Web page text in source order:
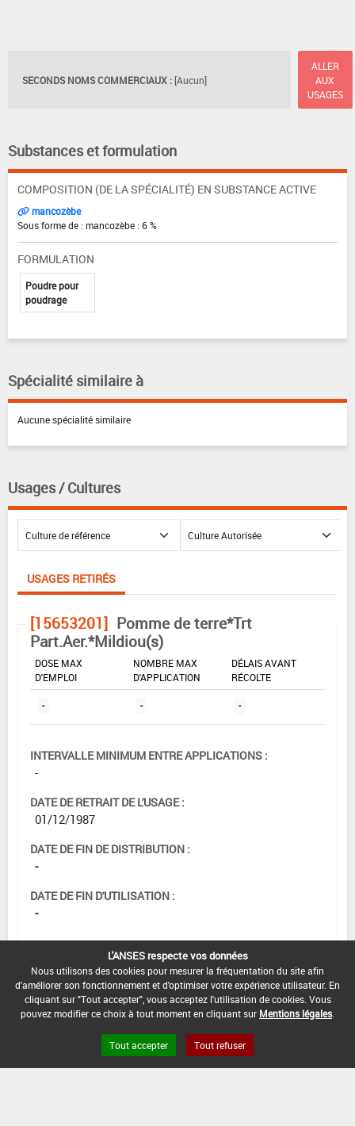
SECONDS NOMS COMMERCIAUX : [Aucun]
ALLER
AUX
USAGES
Substances et formulation
COMPOSITION (DE LA SPÉCIALITÉ) EN SUBSTANCE ACTIVE
mancozèbe
Sous forme de : mancozèbe : 6 %
FORMULATION
Poudre pour
poudrage
Spécialité similaire à
Aucune spécialité similaire
Usages / Cultures
USAGES RETIRÉS
[15653201] Pomme de terre*Trt
Part.Aer.*Mildiou(s)
DOSE MAX
D'EMPLOI
NOMBRE MAX
D'APPLICATION
DÉLAIS AVANT
RÉCOLTE
- - -
INTERVALLE MINIMUM ENTRE APPLICATIONS :
-
DATE DE RETRAIT DE L'USAGE :
01/12/1987
DATE DE FIN DE DISTRIBUTION :
-
DATE DE FIN D'UTILISATION :
-
L'ANSES respecte vos données
Nous utilisons des cookies pour mesurer la fréquentation du site afin
d'améliorer son fonctionnement et d'optimiser votre expérience utilisateur. En
cliquant sur "Tout accepter", vous acceptez l'utilisation de cookies. Vous
pouvez modifier ce choix à tout moment en cliquant sur Mentions légales
Tout accepter Tout refuser